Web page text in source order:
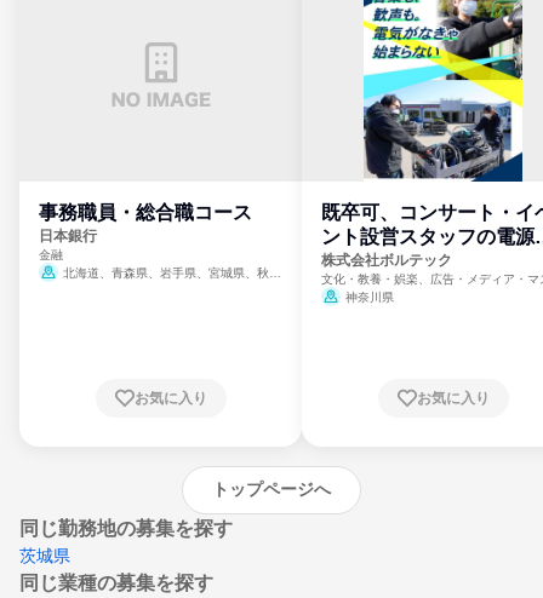
事務職員・総合職コース
日本銀行
金融
北海道、青森県、岩手県、宮城県、秋田
崎県、熊本県、大分県、宮崎県、鹿児島県、
お気に入り
既卒可、コンサート・イ
ント設営スタッフの電源
門
株式会社ボルテック
文化・教養・娯楽、広告・メディア・マ
ミ、電力・ガス・水道・エネルギー
神奈川県
お気に入り
トップページへ
同じ勤務地の募集を探す
茨城県
同じ業種の募集を探す